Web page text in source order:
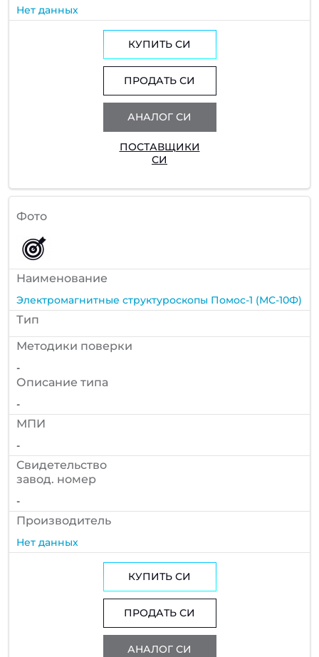
Нет данных
КУПИТЬ СИ
ПРОДАТЬ СИ
АНАЛОГ СИ
ПОСТАВЩИКИ
СИ
Фото
Наименование
Электромагнитные структуроскопы Помос-1 (МС-10Ф)
Тип
Методики поверки
-
Описание типа
-
МПИ
-
Cвидетельство
завод. номер
-
Производитель
Нет данных
КУПИТЬ СИ
ПРОДАТЬ СИ
АНАЛОГ СИ